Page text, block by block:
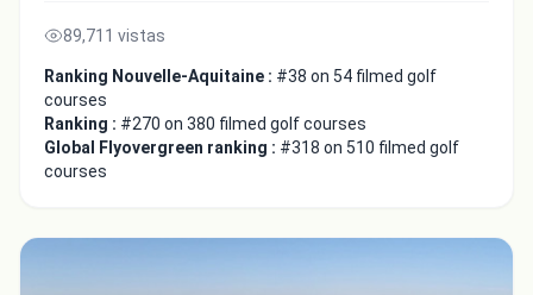
89,711 vistas
Ranking Nouvelle-Aquitaine : #38 on 54 filmed golf
courses
Ranking : #270 on 380 filmed golf courses
Global Flyovergreen ranking : #318 on 510 filmed golf
courses